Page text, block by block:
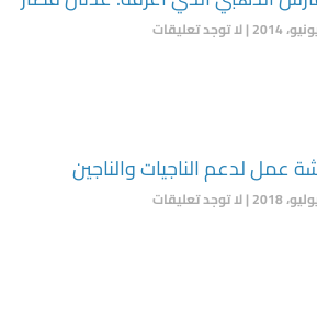
لا توجد تعليقات
عمل لدعم الناجيات والناجين
لا توجد تعليقات